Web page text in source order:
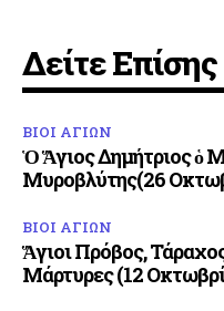
Δείτε Επίσης
ΒΙΟΙ ΑΓΙΩΝ
Ὁ Ἅγιος Δημήτριος ὁ
Μυροβλύτης(26
ΒΙΟΙ ΑΓΙΩΝ
Ἅγιοι Πρόβος,
Μάρτυρες (12